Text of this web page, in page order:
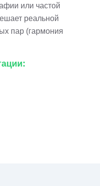
или частой
реальной
пар (гармония